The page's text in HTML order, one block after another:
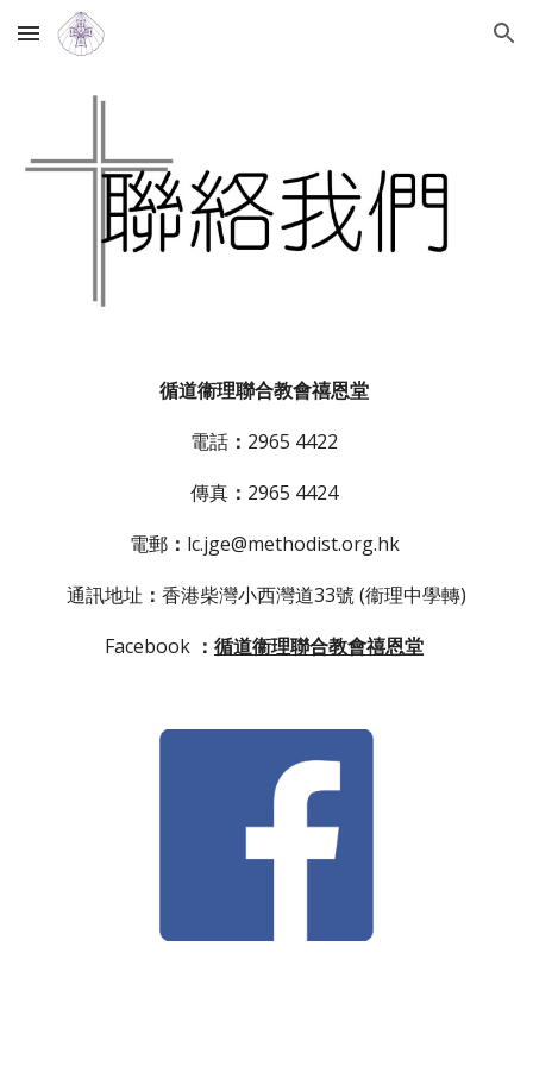
Skip to main content Skip to navigation
循道衞理聯合教會禧恩堂
電話 ： 2965 4422
傳真 ： 2965 4424
電郵： lc.jge@methodist.org.hk
通訊地址 ： 香港柴灣小西灣道33號 (衞理中學轉)
Facebook ： 循道衞理聯合教會禧恩堂